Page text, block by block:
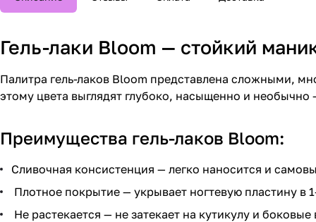
Гель-лаки Bloom — стойкий
Палитра гель-лаков Bloom представлена сложными,
этому цвета выглядят глубоко, насыщенно и
Преимущества гель-лаков Bloom:
Сливочная консистенция — легко наносится и
Плотное покрытие — укрывает ногтевую пластину в
Не растекается — не затекает на кутикулу и боковые